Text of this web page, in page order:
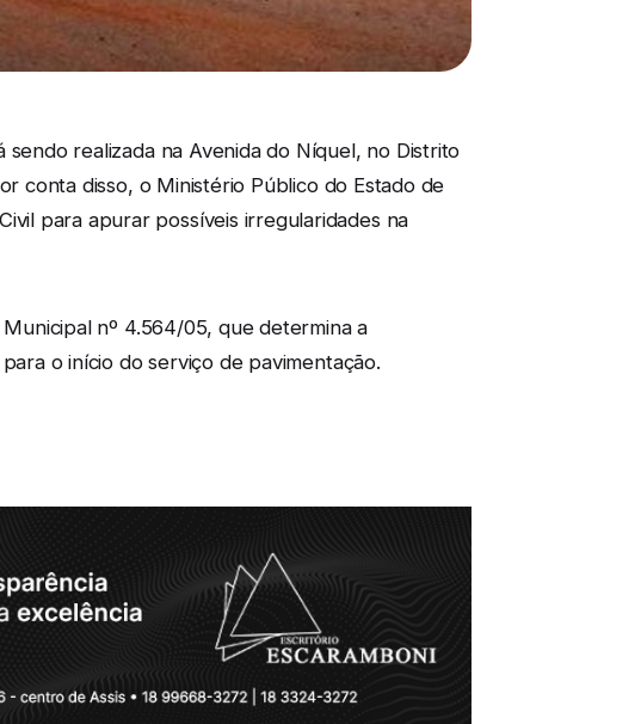
realizada na Avenida do Níquel, no Distrito
conta disso, o Ministério Público do Estado de
para apurar possíveis irregularidades na
nº 4.564/05, que determina a
o início do serviço de pavimentação.